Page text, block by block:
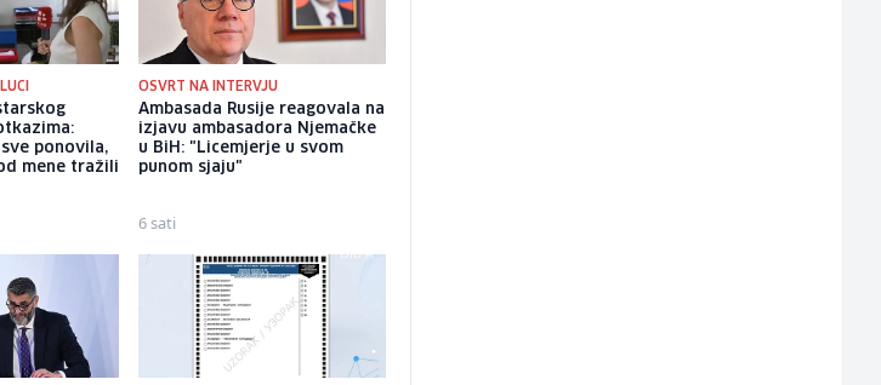
ponovila,
mene tražili
OSVRT NA INTERVJU
Ambasada Rusije reagovala na
izjavu ambasadora Njemačke
u BiH: "Licemjerje u svom
punom sjaju"
6 sati